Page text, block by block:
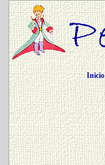
Inicio